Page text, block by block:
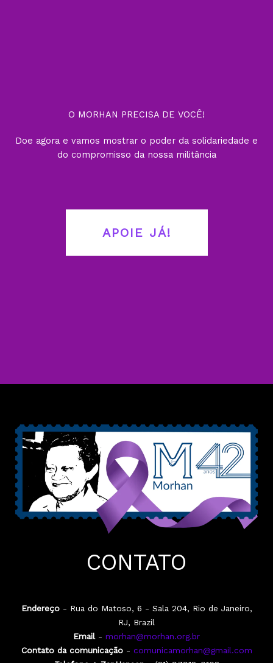
O MORHAN PRECISA DE VOCÊ!
Doe agora e vamos mostrar o poder da solidariedade e
do compromisso da nossa militância
APOIE JÁ!
CONTATO
Endereço- Rua do Matoso, 6 - Sala 204, Rio de Janeiro,
RJ, Brazil
Email- morhan@morhan.org.br
Contato da comunicação- comunicamorhan@gmail.com